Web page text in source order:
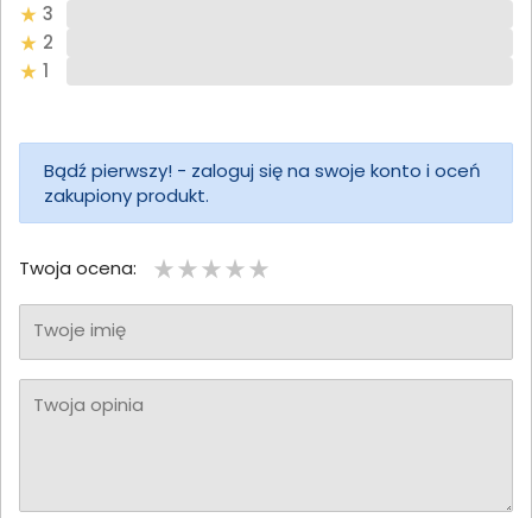
3
2
1
Bądź pierwszy! - zaloguj się na swoje konto i oceń
zakupiony produkt.
Twoja ocena:
Twoje imię
Twoja opinia